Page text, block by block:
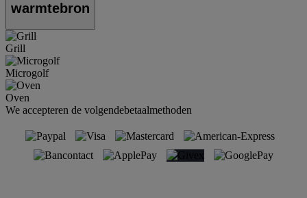
warmtebron
Grill
Microgolf
Oven
We accepteren de volgendebetaalmethoden